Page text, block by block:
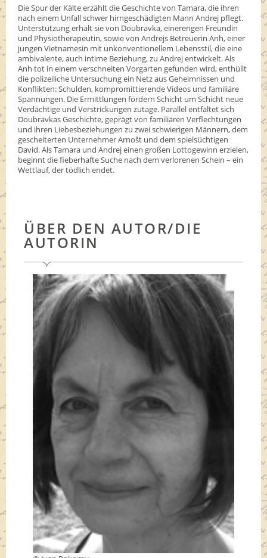
Die Spur der Kälte erzählt die Geschichte von Tamara, die ihren
nach einem Unfall schwer hirngeschädigten Mann Andrej pflegt.
Unterstützung erhält sie von Doubravka, einerengen Freundin
und Physiotherapeutin, sowie von Andrejs Betreuerin Anh, einer
jungen Vietnamesin mit unkonventionellem Lebensstil, die eine
ambivalente, auch intime Beziehung, zu Andrej entwickelt. Als
Anh tot in einem verschneiten Vorgarten gefunden wird, enthüllt
die polizeiliche Untersuchung ein Netz aus Geheimnissen und
Konflikten: Schulden, kompromittierende Videos und familiäre
Spannungen. Die Ermittlungen fördern Schicht um Schicht neue
Verdächtige und Verstrickungen zutage. Parallel entfaltet sich
Doubravkas Geschichte, geprägt von familiären Verflechtungen
und ihren Liebesbeziehungen zu zwei schwierigen Männern, dem
gescheiterten Unternehmer Arnošt und dem spielsüchtigen
David. Als Tamara und Andrej einen großen Lottogewinn erzielen,
beginnt die fieberhafte Suche nach dem verlorenen Schein – ein
Wettlauf, der tödlich endet.
ÜBER DEN AUTOR/DIE
AUTORIN